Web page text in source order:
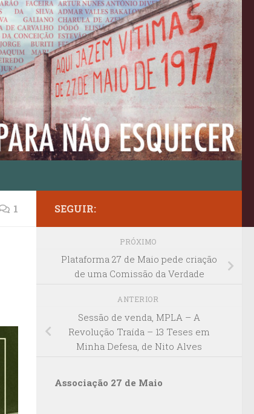
1 SEGUIR:
PRÓXIMO
Plataforma 27 de Maio pede criação
de uma Comissão da Verdade
ANTERIOR
Sessão de venda, MPLA – A
Revolução Traída – 13 Teses em
Minha Defesa, de Nito Alves
Associação 27 de Maio